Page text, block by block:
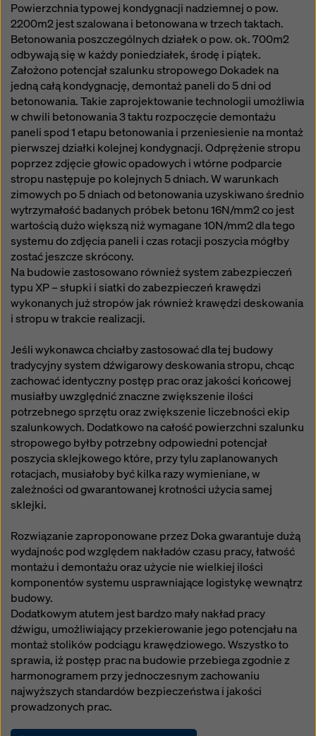
Powierzchnia typowej kondygnacji nadziemnej o pow.
2200m2 jest szalowana i betonowana w trzech taktach.
Betonowania poszczególnych działek o pow. ok. 700m2
odbywają się w każdy poniedziałek, środę i piątek.
Założono potencjał szalunku stropowego Dokadek na
jedną całą kondygnację, demontaż paneli do 5 dni od
betonowania. Takie zaprojektowanie technologii umożliwia
w chwili betonowania 3 taktu rozpoczęcie demontażu
paneli spod 1 etapu betonowania i przeniesienie na montaż
pierwszej działki kolejnej kondygnacji. Odprężenie stropu
poprzez zdjęcie głowic opadowych i wtórne podparcie
stropu następuje po kolejnych 5 dniach. W warunkach
zimowych po 5 dniach od betonowania uzyskiwano średnio
wytrzymałość badanych próbek betonu 16N/mm2 co jest
wartością dużo większą niż wymagane 10N/mm2 dla tego
systemu do zdjęcia paneli i czas rotacji poszycia mógłby
zostać jeszcze skrócony.
Na budowie zastosowano również system zabezpieczeń
typu XP – słupki i siatki do zabezpieczeń krawędzi
wykonanych już stropów jak również krawędzi deskowania
i stropu w trakcie realizacji.
Jeśli wykonawca chciałby zastosować dla tej budowy
tradycyjny system dźwigarowy deskowania stropu, chcąc
zachować identyczny postęp prac oraz jakości końcowej
musiałby uwzględnić znaczne zwiększenie ilości
potrzebnego sprzętu oraz zwiększenie liczebności ekip
szalunkowych. Dodatkowo na całość powierzchni szalunku
stropowego byłby potrzebny odpowiedni potencjał
poszycia sklejkowego które, przy tylu zaplanowanych
rotacjach, musiałoby być kilka razy wymieniane, w
zależności od gwarantowanej krotności użycia samej
sklejki.
Rozwiązanie zaproponowane przez Doka gwarantuje dużą
wydajnośc pod względem nakładów czasu pracy, łatwość
montażu i demontażu oraz użycie nie wielkiej ilości
komponentów systemu usprawniające logistykę wewnątrz
budowy.
Dodatkowym atutem jest bardzo mały nakład pracy
dźwigu, umożliwiający przekierowanie jego potencjału na
montaż stolików podciągu krawędziowego. Wszystko to
sprawia, iż postęp prac na budowie przebiega zgodnie z
harmonogramem przy jednoczesnym zachowaniu
najwyższych standardów bezpieczeństwa i jakości
prowadzonych prac.